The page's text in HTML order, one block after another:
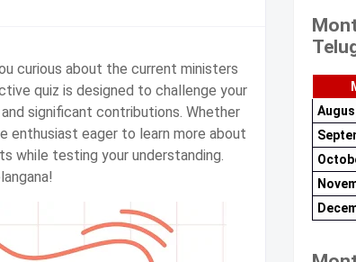
curious about the current ministers
quiz is designed to challenge your
significant contributions. Whether
enthusiast eager to learn more about
while testing your understanding.